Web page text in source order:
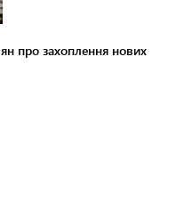
про захоплення нових